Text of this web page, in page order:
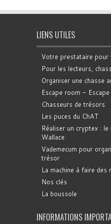
LIENS UTILES
Votre prestataire pour
Pour les lecteurs,
Organiser une chasse
Escape room - Escape
Chasseurs de trésors
Les puces du ChAT
Réaliser un cryptex :
Wallace
Vademecum pour
trésor
La machine à faire des
Nos clés
La boussole
INFORMATIONS